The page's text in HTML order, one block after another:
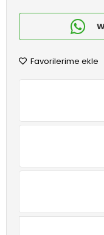
Favorilerime ekle